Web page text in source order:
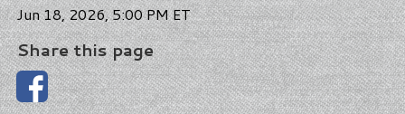
Jun 18, 2026, 5:00 PM ET
Share this page